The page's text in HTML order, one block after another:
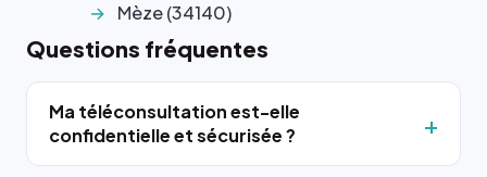
Mèze (34140)
Questions fréquentes
Ma téléconsultation est-elle
confidentielle et sécurisée ?